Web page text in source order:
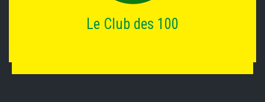
Le Club des 100